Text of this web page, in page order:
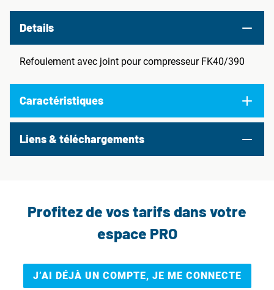
Details
Refoulement avec joint pour compresseur FK40/390
Caractéristiques
Liens & téléchargements
Profitez de vos tarifs dans votre
espace PRO
J’AI DÉJÀ UN COMPTE, JE ME CONNECTE